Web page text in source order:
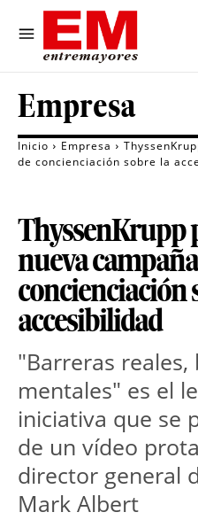
Empresa
Inicio Empresa
de concienciación sobre la
ThyssenKrupp
nueva
concienciación
accesibilidad
"Barreras reales,
mentales" es el
iniciativa que se
de un vídeo
director general
Mark Albert